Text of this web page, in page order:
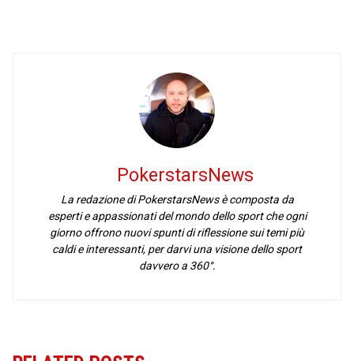
PokerstarsNews
La redazione di PokerstarsNews è composta da
esperti e appassionati del mondo dello sport che ogni
giorno offrono nuovi spunti di riflessione sui temi più
caldi e interessanti, per darvi una visione dello sport
davvero a 360°.